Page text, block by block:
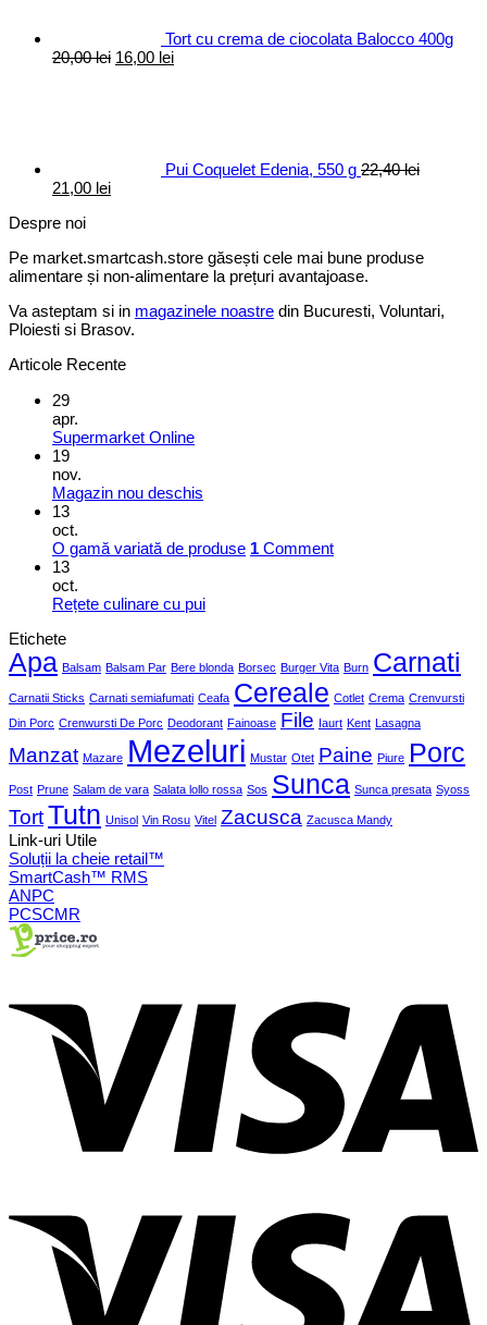
Tort cu crema de ciocolata Balocco 400g
20,00lei Prețul
16,00 leiPrețul
Pui Coquelet Edenia, 550 g 22,40lei
Prețul
a
22,40 lei.
21,00 leiPrețul
Despre noi
Pe market.smartcash.store găsești cele mai bune produse
alimentare și non-alimentare la prețuri avantajoase.
Va asteptam si in magazinele noastre din Bucuresti, Voluntari,
Ploiesti si Brasov.
Articole Recente
29
apr.
Supermarket Online
19
nov.
Magazin nou deschis
13
oct.
O gamă variată de produse 1 Comment
13
oct.
Rețete culinare cu pui
Etichete
Apa Balsam Balsam Par Bere blonda Borsec Burger Vita Burn Carnati
Carnatii Sticks Carnati semiafumati Ceafa Cereale Cotlet Crema Crenvursti
Din Porc Crenwursti De Porc Deodorant Fainoase File Iaurt Kent Lasagna
Manzat Mazare Mezeluri Mustar Otet Paine Piure Porc
Post Prune Salam de vara Salata lollo rossa Sos Sunca Sunca presata Syoss
TortTutn Unisol Vin Rosu Vitel Zacusca Zacusca Mandy
Link-uri Utile
Soluții la cheie retail™
SmartCash™ RMS
ANPC
PCSCMR